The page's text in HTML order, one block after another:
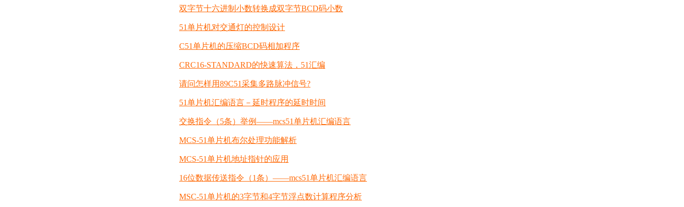
双字节十六进制小数转换成双字节BCD码小数
51单片机对交通灯的控制设计
C51单片机的压缩BCD码相加程序
CRC16-STANDARD的快速算法，51汇编
请问怎样用89C51采集多路脉冲信号?
51单片机汇编语言－延时程序的延时时间
交换指令（5条）举例——mcs51单片机汇编语言
MCS-51单片机布尔处理功能解析
MCS-51单片机地址指针的应用
16位数据传送指令（1条）——mcs51单片机汇编语言
MSC-51单片机的3字节和4字节浮点数计算程序分析